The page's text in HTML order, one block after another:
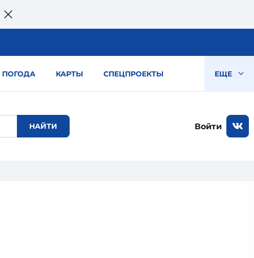
ПОГОДА КАРТЫ СПЕЦПРОЕКТЫ ЕЩЕ
Войти